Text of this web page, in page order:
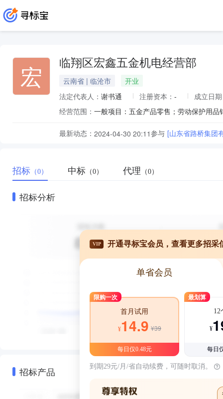
宏 临翔区宏鑫五金机电经营部
云南省 | 临沧市
开业
法定代表人： 谢书通 注册资本： -
成立日
经营范围： 一般项目：五金产品零售；劳动保护用
最新动态： 2024-04-30 20:11参与 [山东省路桥集团
招标 （0） 中标 （0） 代理 （0）
招标分析
招标产品
VIP 开通寻标宝会员，查看更多招采
单省会员
限购一次
首月试用
¥14.9 ¥39
每日仅0.48元
最划算
12
¥
每日
到期29元/月/省自动续费，可随时取消。